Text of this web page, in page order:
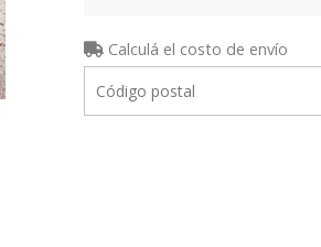
Calculá el costo de envío